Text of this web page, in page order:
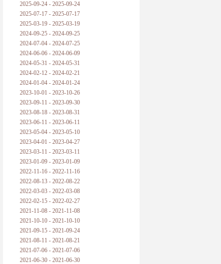
2025-09-24 - 2025-09-24
2025-07-17 - 2025-07-17
2025-03-19 - 2025-03-19
2024-09-25 - 2024-09-25
2024-07-04 - 2024-07-25
2024-06-06 - 2024-06-09
2024-05-31 - 2024-05-31
2024-02-12 - 2024-02-21
2024-01-04 - 2024-01-24
2023-10-01 - 2023-10-26
2023-09-11 - 2023-09-30
2023-08-18 - 2023-08-31
2023-06-11 - 2023-06-11
2023-05-04 - 2023-05-10
2023-04-01 - 2023-04-27
2023-03-11 - 2023-03-11
2023-01-09 - 2023-01-09
2022-11-16 - 2022-11-16
2022-08-13 - 2022-08-22
2022-03-03 - 2022-03-08
2022-02-15 - 2022-02-27
2021-11-08 - 2021-11-08
2021-10-10 - 2021-10-10
2021-09-15 - 2021-09-24
2021-08-11 - 2021-08-21
2021-07-06 - 2021-07-06
2021-06-30 - 2021-06-30